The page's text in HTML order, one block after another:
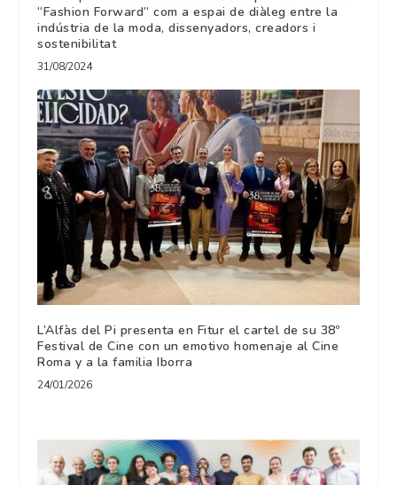
“Fashion Forward” com a espai de diàleg entre la
indústria de la moda, dissenyadors, creadors i
sostenibilitat
31/08/2024
L’Alfàs del Pi presenta en Fitur el cartel de su 38º
Festival de Cine con un emotivo homenaje al Cine
Roma y a la familia Iborra
24/01/2026